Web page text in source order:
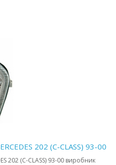
202 (C-CLASS) 93-00
202 (C-CLASS) 93-00 виробник